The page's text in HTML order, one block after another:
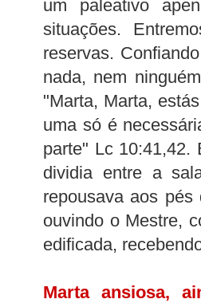
um paleativo
situações.
reservas.
nada, nem
"Marta, Marta,
uma só é
parte" Lc 10:41,42.
dividia entre a
repousava aos
ouvindo o Mestre,
edificada,
Marta ansiosa,